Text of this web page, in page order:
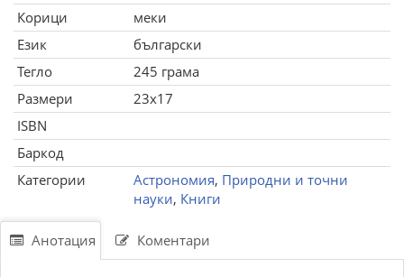
Корици
меки
Език
български
Тегло
245 грама
Размери
23x17
ISBN
Баркод
Категории
Астрономия, Природни и точни
науки, Книги
Анотация Коментари